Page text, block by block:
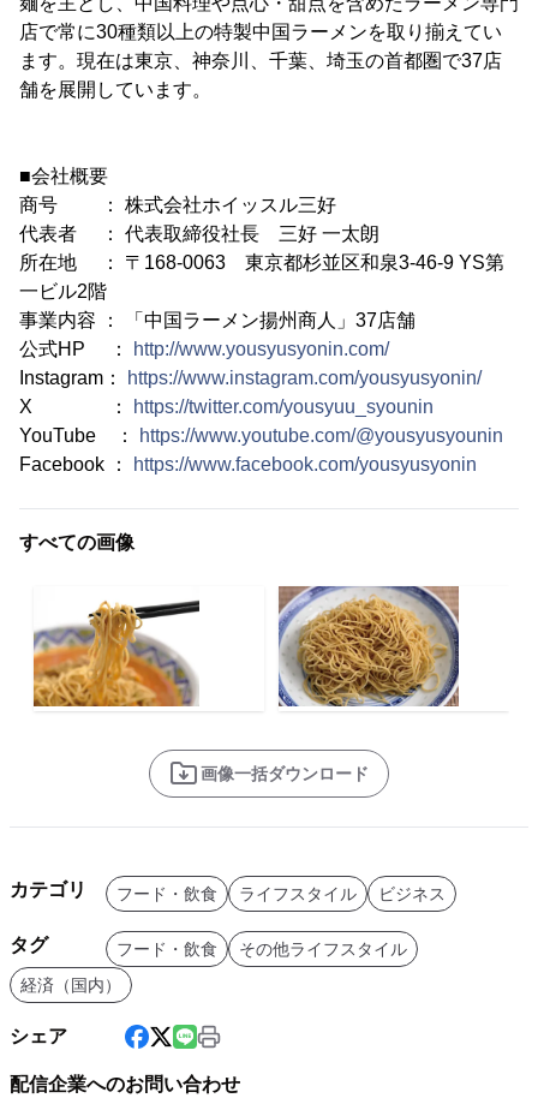
店で常に30種類以上の特製中国ラーメンを取り揃えてい
ます。現在は東京、神奈川、千葉、埼玉の首都圏で37店
舗を展開しています。
■会社概要
商号 ： 株式会社ホイッスル三好
代表者 ： 代表取締役社長 三好 一太朗
所在地 ： 〒168-0063 東京都杉並区和泉3-46-9 YS第
一ビル2階
事業内容 ： 「中国ラーメン揚州商人」37店舗
公式HP ：
http://www.yousyusyonin.com/
Instagram：
https://www.instagram.com/yousyusyonin/
X ：
https://twitter.com/yousyuu_syounin
YouTube ：
https://www.youtube.com/@yousyusyounin
Facebook ：
https://www.facebook.com/yousyusyonin
すべての画像
画像一括ダウンロード
カテゴリ フード・飲食 ライフスタイル ビジネス
タグ フード・飲食
その他ライフスタイル
経済（国内）
シェア
配信企業へのお問い合わせ